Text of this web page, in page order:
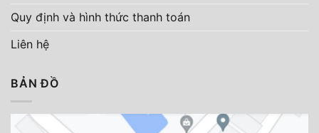
Quy định và hình thức thanh toán
Liên hệ
BẢN ĐỒ